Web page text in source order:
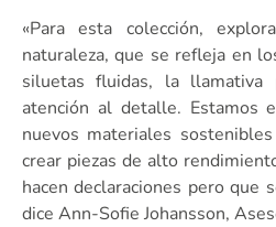
«Para esta colección,
naturaleza, que se refleja en
siluetas fluidas, la
atención al detalle. Estamos
nuevos materiales
crear piezas de alto
hacen declaraciones pero que
dice Ann-Sofie Johansson,